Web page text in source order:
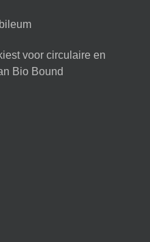
voor circulaire en
Bio Bound